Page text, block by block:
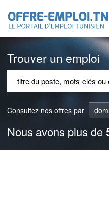
Trouver un emploi
Consultez nos offres par
Nous avons plus de